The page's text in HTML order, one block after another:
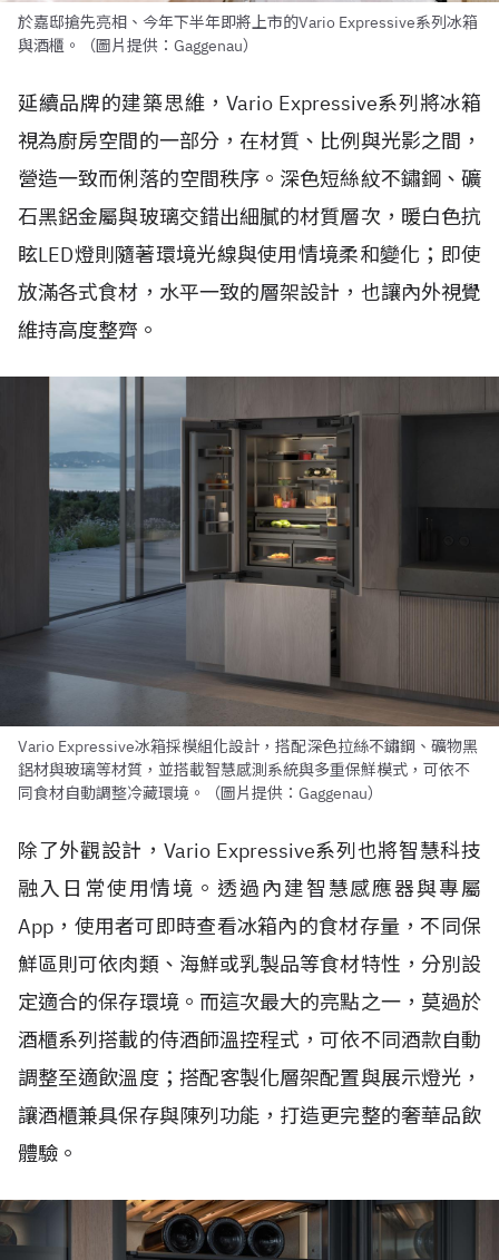
於嘉邸搶先亮相、今年下半年即將上市的Vario Expressive系列冰箱
與酒櫃。（圖片提供：Gaggenau）
延續品牌的建築思維，Vario Expressive系列將冰箱
視為廚房空間的一部分，在材質、比例與光影之間，
營造一致而俐落的空間秩序。深色短絲紋不鏽鋼、礦
石黑鋁金屬與玻璃交錯出細膩的材質層次，暖白色抗
眩LED燈則隨著環境光線與使用情境柔和變化；即使
放滿各式食材，水平一致的層架設計，也讓內外視覺
維持高度整齊。
Vario Expressive冰箱採模組化設計，搭配深色拉絲不鏽鋼、礦物黑
鋁材與玻璃等材質，並搭載智慧感測系統與多重保鮮模式，可依不
同食材自動調整冷藏環境。（圖片提供：Gaggenau）
除了外觀設計，Vario Expressive系列也將智慧科技
融入日常使用情境。透過內建智慧感應器與專屬
App，使用者可即時查看冰箱內的食材存量，不同保
鮮區則可依肉類、海鮮或乳製品等食材特性，分別設
定適合的保存環境。而這次最大的亮點之一，莫過於
酒櫃系列搭載的侍酒師溫控程式，可依不同酒款自動
調整至適飲溫度；搭配客製化層架配置與展示燈光，
讓酒櫃兼具保存與陳列功能，打造更完整的奢華品飲
體驗。